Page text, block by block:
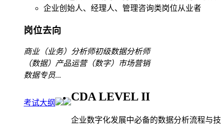
企业创始人、经理人、管理咨询类岗位从业者
岗位去向
商业（业务）分析师初级数据分析师
（数据）产品运营（数字）市场营销
数据专员...
考试大纲 CDA LEVEL II
企业数字化发展中必备的数据分析流程与